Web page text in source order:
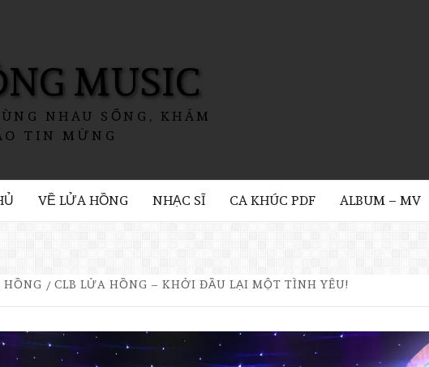
MUSIC
NHAU SỐNG, KHÁM
TIN MỪNG
VỀ LỬA HỒNG NHẠC SĨ CA KHÚC PDF ALBUM – MV
CLB LỬA HỒNG – KHỞI ĐẦU LẠI MỘT TÌNH YÊU!